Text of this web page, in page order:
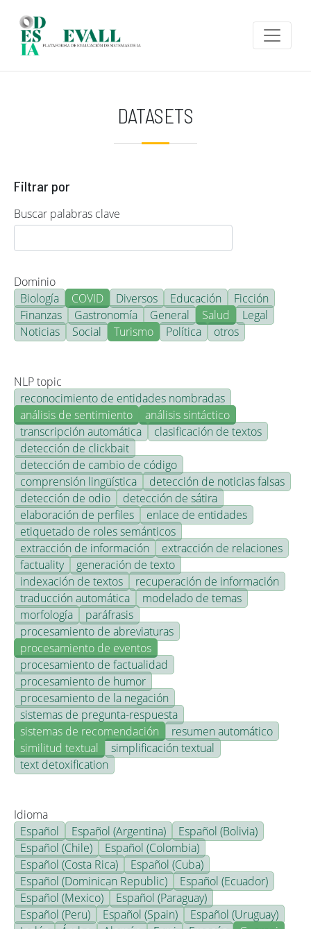
DATASETS
Filtrar por
Buscar palabras clave
Dominio
Biología
COVID Diversos Educación
Ficción
Finanzas
Gastronomía General Salud
Legal
Noticias
Social Turismo Política otros
NLP topic
reconocimiento de entidades nombradas
análisis de sentimiento
análisis sintáctico
transcripción automática
clasificación de textos
detección de clickbait
detección de cambio de código
comprensión lingüística
detección de noticias falsas
detección de odio
detección de sátira
elaboración de perfiles
enlace de entidades
etiquetado de roles semánticos
extracción de información
extracción de relaciones
factuality
generación de texto
indexación de textos
recuperación de información
traducción automática
modelado de temas
morfología
paráfrasis
procesamiento de abreviaturas
procesamiento de eventos
procesamiento de factualidad
procesamiento de humor
procesamiento de la negación
sistemas de pregunta-respuesta
sistemas de recomendación
resumen automático
similitud textual
simplificación textual
text detoxification
Idioma
Español
Español (Argentina)
Español (Bolivia)
Español (Chile)
Español (Colombia)
Español (Costa Rica)
Español (Cuba)
Español (Dominican Republic)
Español (Ecuador)
Español (Mexico)
Español (Paraguay)
Español (Peru)
Español (Spain)
Español (Uruguay)